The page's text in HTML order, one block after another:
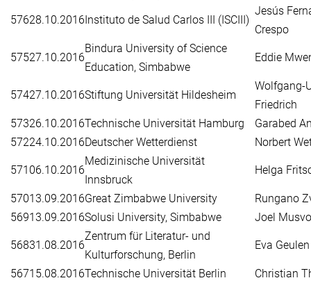
57628.10.2016 Instituto de Salud Carlos III (ISCIII)
Jesús
Crespo
57527.10.2016
Bindura University of Science
Education, Simbabwe
Eddie
57427.10.2016Stiftung Universität Hildesheim
Wolfgang-
Friedrich
57326.10.2016Technische Universität Hamburg
Garabed
57224.10.2016Deutscher Wetterdienst Norbert
571 06.10.2016
Medizinische Universität
Innsbruck
Helga
57013.09.2016Great Zimbabwe University
Rungano
56913.09.2016Solusi University, Simbabwe Joel
56831.08.2016
Zentrum für Literatur- und
Kulturforschung, Berlin
Eva Geulen
56715.08.2016Technische Universität Berlin Christian